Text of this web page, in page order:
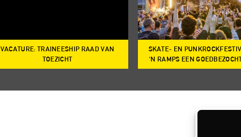
VACATURE: TRAINEESHIP RAAD VAN
TOEZICHT
SKATE- EN
‘N RAMPS EEN